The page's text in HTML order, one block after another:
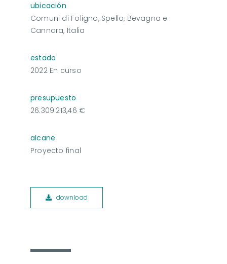
ubicación
Comuni di Foligno, Spello, Bevagna e
Cannara, Italia
estado
2022 En curso
presupuesto
26.309.213,46 €
alcane
Proyecto final
download